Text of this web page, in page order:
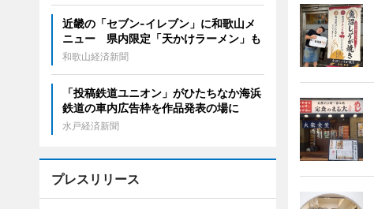
近畿の「セブン-イレブン」に和歌山メ
ニュー 県内限定「天かけラーメン」も
和歌山経済新聞
「投稿鉄道ユニオン」がひたちなか海浜
鉄道の車内広告枠を作品発表の場に
水戸経済新聞
プレスリリース